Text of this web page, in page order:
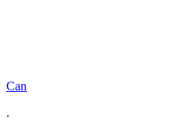
Can
.